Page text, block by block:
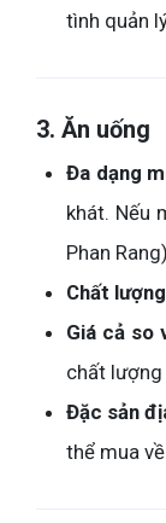
tình quản
3. Ăn uống
Đa dạng
khát. Nếu
Phan
Chất
Giá cả so
chất lượng
Đặc sản
thể mua